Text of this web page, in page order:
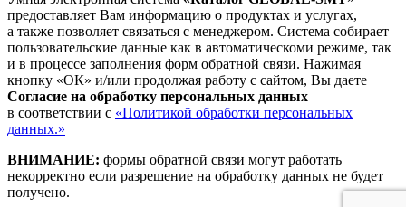
предоставляет Вам информацию о продуктах и услугах,
а также позволяет связаться с менеджером. Система собирает
пользовательские данные как в автоматическоми режиме, так
и в процессе заполнения форм обратной связи. Нажимая
кнопку «ОК» и/или продолжая работу с сайтом, Вы даете
Согласие на обработку персональных данных
в соответствии с «Политикой обработки персональных
данных.»
ВНИМАНИЕ: формы обратной связи могут работать
некорректно если разрешение на обработку данных не будет
получено.